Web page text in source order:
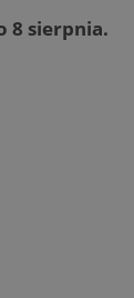
8 sierpnia.